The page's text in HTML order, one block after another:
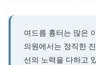
여드름 흉터는 많은
의원에서는 정직한
선의 노력을 다하고